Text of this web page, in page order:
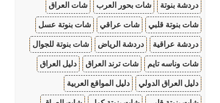
دردشة بنوتة شات بحور العرب شات العراق
شات بنوتة قلبي شات عراقي شات بنوتة عسل
دردشة عراقية دردشة الرياض شات بنوتة للجوال
شات وناسه تايم شات ترند العراق دليل العراق
دليل العراق الدولي دليل المواقع العربية